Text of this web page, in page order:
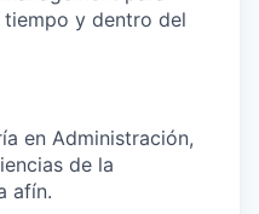
y dentro del
en Administración,
de la
afín.